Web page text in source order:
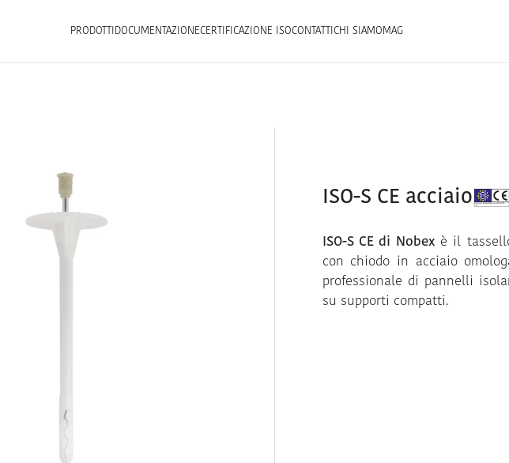
PRODOTTI DOCUMENTAZIONECERTIFICAZIONE ISOCONTATTICHI SIAMO MAG
ISO-S CE acciaio
ISO-S CE di Nobexè il
con chiodo in acciaio
professionale di pannelli
su supporti compatti.